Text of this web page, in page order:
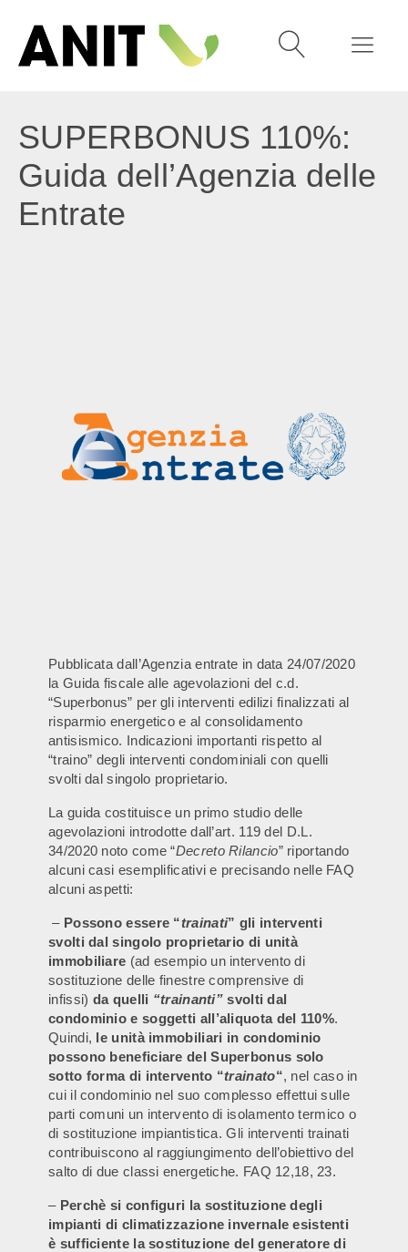
SUPERBONUS 110%:
Guida dell’Agenzia delle
Entrate
Pubblicata dall’Agenzia entrate in data 24/07/2020
la Guida fiscale alle agevolazioni del c.d.
“Superbonus” per gli interventi edilizi finalizzati al
risparmio energetico e al consolidamento
antisismico. Indicazioni importanti rispetto al
“traino” degli interventi condominiali con quelli
svolti dal singolo proprietario.
La guida costituisce un primo studio delle
agevolazioni introdotte dall’art. 119 del D.L.
34/2020 noto come “Decreto Rilancio” riportando
alcuni casi esemplificativi e precisando nelle FAQ
alcuni aspetti:
– Possono essere “trainati” gli interventi
svolti dal singolo proprietario di unità
immobiliare (ad esempio un intervento di
sostituzione delle finestre comprensive di
infissi) da quelli “trainanti” svolti dal
condominio e soggetti all’aliquota del 110%.
Quindi, le unità immobiliari in condominio
possono beneficiare del Superbonus solo
sotto forma di intervento “trainato“, nel caso in
cui il condominio nel suo complesso effettui sulle
parti comuni un intervento di isolamento termico o
di sostituzione impiantistica. Gli interventi trainati
contribuiscono al raggiungimento dell’obiettivo del
salto di due classi energetiche. FAQ 12,18, 23.
– Perchè si configuri la sostituzione degli
impianti di climatizzazione invernale esistenti
è sufficiente la sostituzione del generatore di